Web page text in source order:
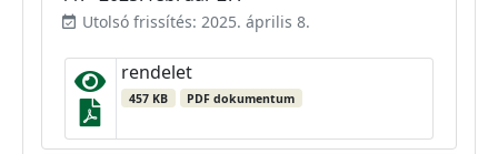
event_available Utolsó frissítés: 2025. április 8.
rendelet
457 KB PDF dokumentum